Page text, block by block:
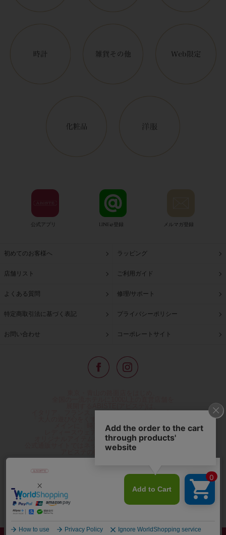
公式アプリ LINE@登録 メルマガ登録
初めてのお客様へ ラッピング
店舗リスト ご利用ガイド
よくある質問 修理/サポート
特定商取引法に基づく表記 プライバシーポリシー
お問い合わせ コーポレートサイト
イタリア、フランス、アメリカなどからインポートした
メインに、時計、バッグ、財布、小物、
レディースウェアや、ここでしか手に入らない
オリジナルアイテムなどを幅広くご用意しています。
公式通販サイトではネックレスやイヤリングをはじめとする
アビステの幅広い商品を取り揃え、
人気ランキングやテレビなどメディア着用商品、
などのサービスをご提供。
心躍るインポートアクセサリーや時計、小物などで、
お客様の日常をほんの少し豊かにし、
夢やときめきを与えられるよう願っています。
◆ギフトラッピング無料/11,000円以上のご注文で送料無料◆